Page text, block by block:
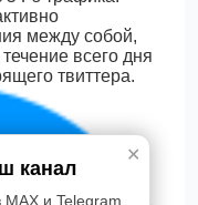
между собой,
всего дня
твиттера.
✕
канал
и Telegram.